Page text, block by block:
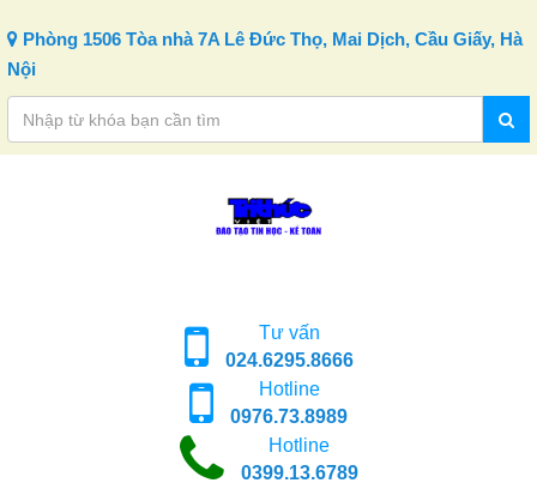
Phòng 1506 Tòa nhà 7A Lê Đức Thọ, Mai Dịch, Cầu Giấy, Hà
Nội
Tư vấn
024.6295.8666
Hotline
0976.73.8989
Hotline
0399.13.6789